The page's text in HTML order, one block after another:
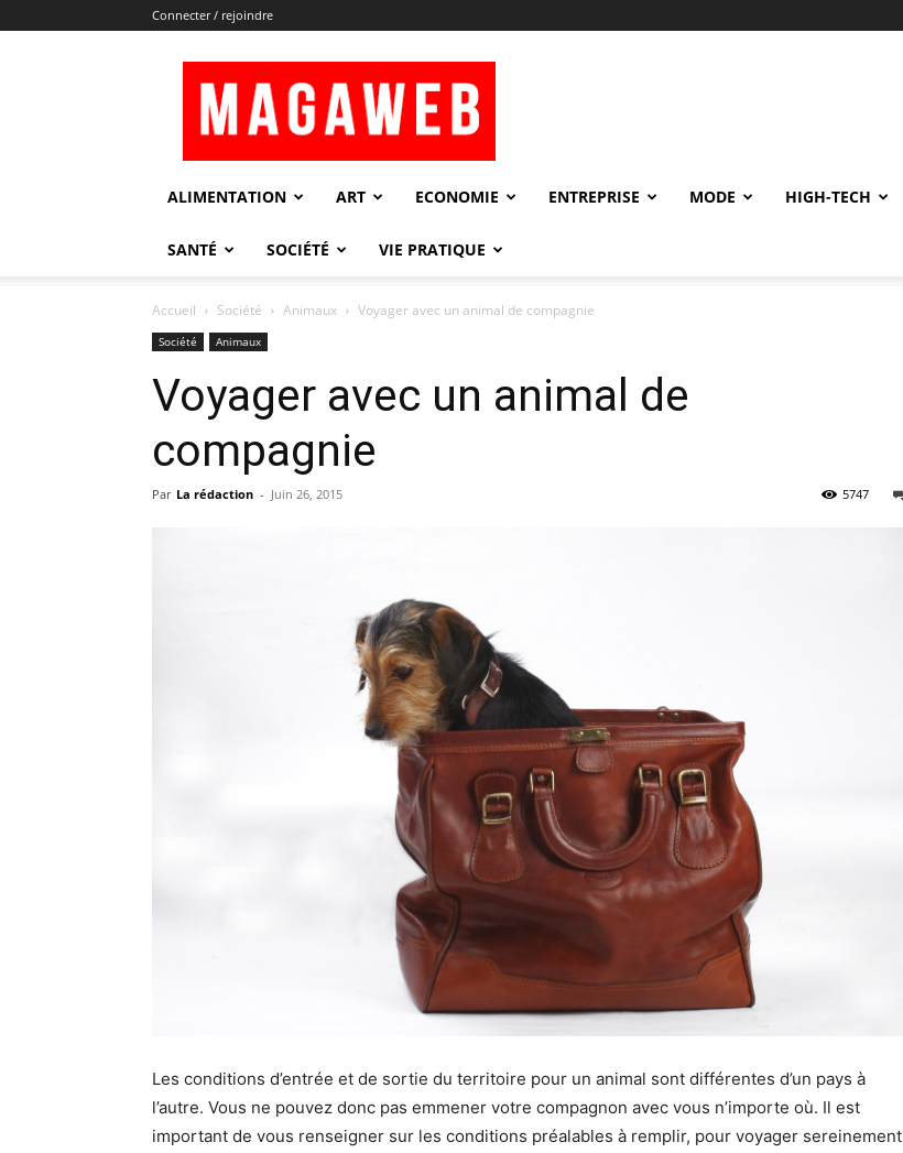
Connecter / rejoindre
ALIMENTATION ART ECONOMIE ENTREPRISE MODE HIGH-TECH
SANTÉ SOCIÉTÉ VIE PRATIQUE
Accueil Société Animaux Voyager avec un animal de compagnie
Société Animaux
Voyager avec un animal de
compagnie
Par La rédaction - Juin 26, 2015 5747
Les conditions d’entrée et de sortie du territoire pour un animal sont différentes d’un pays à
l’autre. Vous ne pouvez donc pas emmener votre compagnon avec vous n’importe où. Il est
important de vous renseigner sur les conditions préalables à remplir, pour voyager sereinement